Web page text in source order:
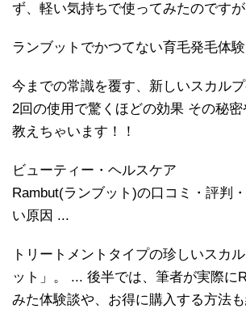
ず、軽い気持ちで使ってみたのです
ランブットでかつてない育毛発毛体
今までの常識を覆す、新しいスカル
2回の使用で驚くほどの効果 その秘密
教えちゃいます！！
ビューティー・ヘルスケア
Rambut(ランブット)の口コミ・評判
い原因 ...
トリートメントタイプの珍しいスカ
ット」。 ... 後半では、筆者が実際に
みた体験談や、お得に購入する方法